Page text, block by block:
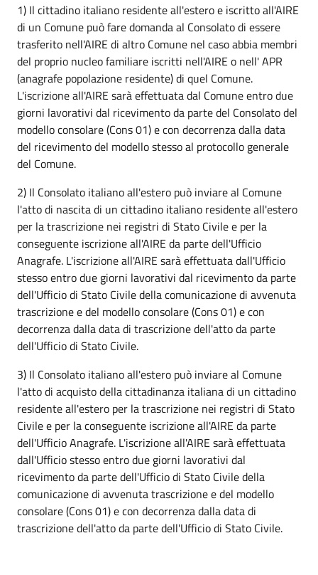
1) Il cittadino italiano residente all'estero e iscritto all'AIRE
di un Comune può fare domanda al Consolato di essere
trasferito nell'AIRE di altro Comune nel caso abbia membri
del proprio nucleo familiare iscritti nell'AIRE o nell' APR
(anagrafe popolazione residente) di quel Comune.
L'iscrizione all'AIRE sarà effettuata dal Comune entro due
giorni lavorativi dal ricevimento da parte del Consolato del
modello consolare (Cons 01) e con decorrenza dalla data
del ricevimento del modello stesso al protocollo generale
del Comune.
2) Il Consolato italiano all'estero può inviare al Comune
l'atto di nascita di un cittadino italiano residente all'estero
per la trascrizione nei registri di Stato Civile e per la
conseguente iscrizione all'AIRE da parte dell'Ufficio
Anagrafe. L'iscrizione all'AIRE sarà effettuata dall'Ufficio
stesso entro due giorni lavorativi dal ricevimento da parte
dell'Ufficio di Stato Civile della comunicazione di avvenuta
trascrizione e del modello consolare (Cons 01) e con
decorrenza dalla data di trascrizione dell'atto da parte
dell'Ufficio di Stato Civile.
3) Il Consolato italiano all'estero può inviare al Comune
l'atto di acquisto della cittadinanza italiana di un cittadino
residente all'estero per la trascrizione nei registri di Stato
Civile e per la conseguente iscrizione all'AIRE da parte
dell'Ufficio Anagrafe. L'iscrizione all'AIRE sarà effettuata
dall'Ufficio stesso entro due giorni lavorativi dal
ricevimento da parte dell'Ufficio di Stato Civile della
comunicazione di avvenuta trascrizione e del modello
consolare (Cons 01) e con decorrenza dalla data di
trascrizione dell'atto da parte dell'Ufficio di Stato Civile.